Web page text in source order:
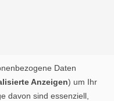
Daten
Anzeigen) um Ihr
davon sind essenziell,